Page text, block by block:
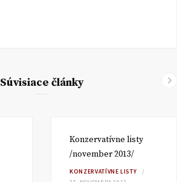
Súvisiace články
Konzervatívne listy
/november 2013/
KONZERVATÍVNE LISTY